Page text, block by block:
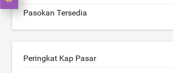
Pasokan Tersedia
Peringkat Kap Pasar